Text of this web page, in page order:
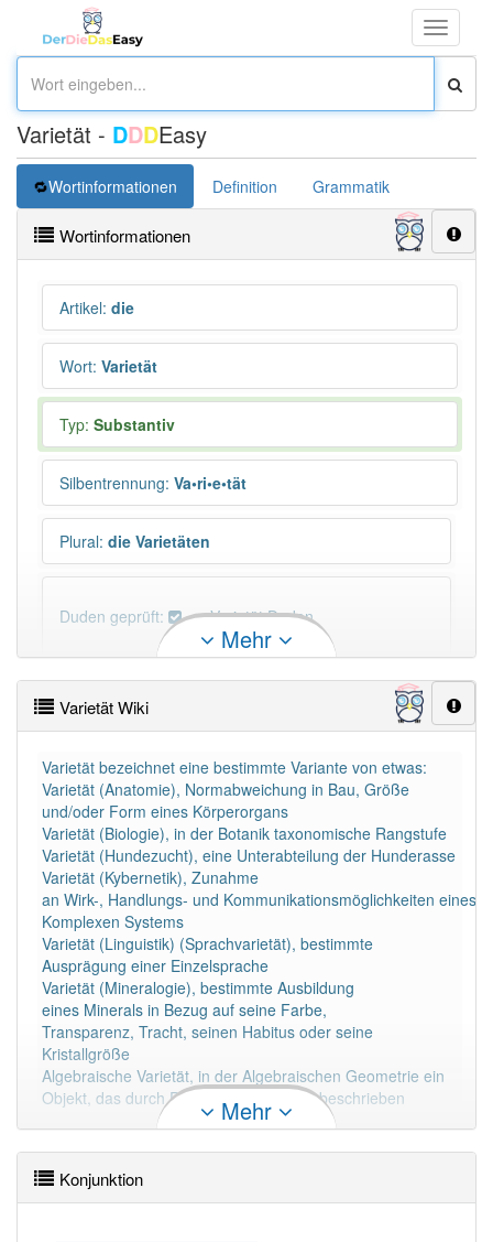
Toggle
Varietät - DDDEasy
Wortinformationen Definition Grammatik
Wortinformationen
Artikel: die
Wort: Varietät
Typ: Substantiv
Silbentrennung: Va•ri•e•tät
Plural: die Varietäten
Duden geprüft: Varietät Duden
PowerIndex:5
Häufigkeit: 4 von 10
Wörter mit Endung -varietät: 2
Wörter mit Endung-varietätaber mit einem anderen
Artikeldie: 0
90% unserer Spielapp-Nutzer haben den Artikel
korrekt erraten.
Mehr
Varietät Wiki
Varietät bezeichnet eine bestimmte Variante von etwas:
Varietät (Anatomie), Normabweichung in Bau, Größe
und/oder Form eines Körperorgans
Varietät (Biologie), in der Botanik taxonomische Rangstufe
Varietät (Hundezucht), eine Unterabteilung der Hunderasse
Varietät (Kybernetik), Zunahme
an Wirk-, Handlungs- und Kommunikationsmöglichkeiten eines
Komplexen Systems
Varietät (Linguistik) (Sprachvarietät), bestimmte
Ausprägung einer Einzelsprache
Varietät (Mineralogie), bestimmte Ausbildung
eines Minerals in Bezug auf seine Farbe,
Transparenz, Tracht, seinen Habitus oder seine
Kristallgröße
Algebraische Varietät, in der Algebraischen Geometrie ein
Objekt, das durch Polynomgleichungen beschrieben
werden kann Mehr lesen
Mehr
Konjunktion